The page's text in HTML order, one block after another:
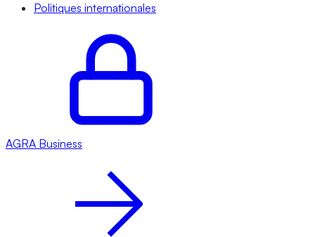
Politiques internationales
AGRA Business